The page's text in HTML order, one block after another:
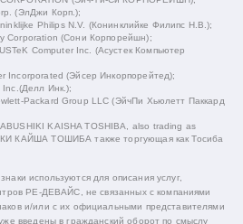
(ЭлДжи Корп.);
Philips N.V. (Конинклийке Филипс Н.В.);
Corporation (Сони Корпорейшн);
Computer Inc. (Асустек Компьютер
Incorporated (Эйсер Инкорпорейтед);
Inc.(Делл Инк.);
Packard Group LLC (ЭйчПи Хьюлетт Паккард
KAISHA TOSHIBA, also trading as
КАЙША ТОШИБА также торгующая как Тосиба
используются для описания услуг,
РЕ-ДЕВАЙС, не связанных с компаниями
и/или с их официальными представителями
введены в гражданский оборот по смыслу